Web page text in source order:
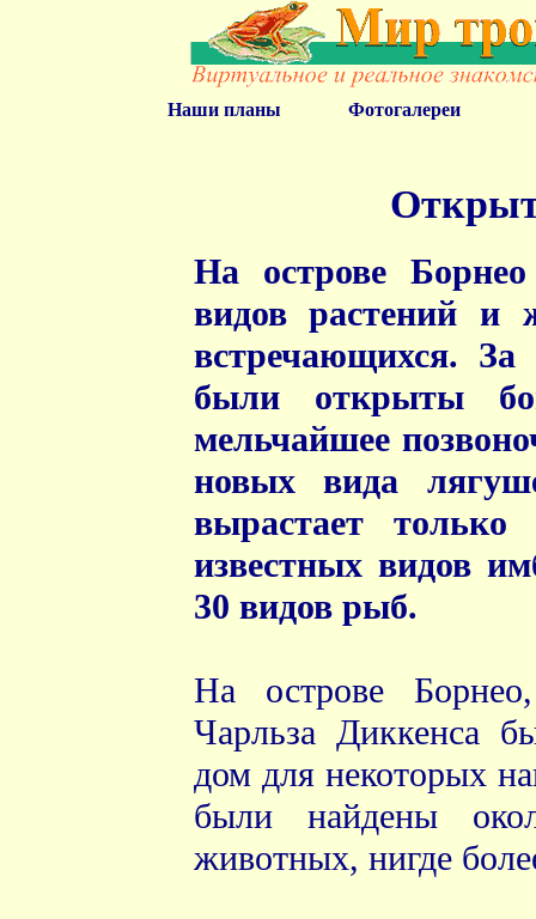
Наши планы Фотогалереи
На острове
видов растений и
встречающихся. За
были открыты
мельчайшее
новых вида
вырастает
известных видов
30 видов рыб.
На острове
Чарльза Диккенса
дом для некоторых
были найдены
животных, нигде